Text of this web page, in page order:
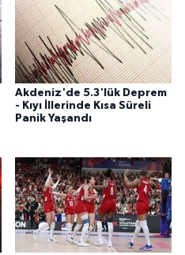
Akdeniz'de 5.3'lük Deprem
- Kıyı İllerinde Kısa Süreli
Panik Yaşandı